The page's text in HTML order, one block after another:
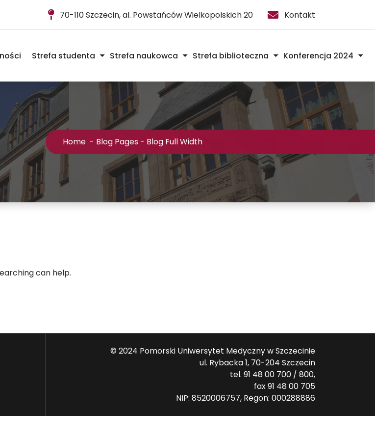
70-110 Szczecin, al. Powstańców Wielkopolskich 20 Kontakt
Strefa studenta Strefa naukowca Strefa biblioteczna Konferencja 2024
Home - Blog Pages - Blog Full Width
can help.
© 2024 Pomorski Uniwersytet Medyczny w Szczecinie
ul. Rybacka 1, 70-204 Szczecin
tel. 91 48 00 700 / 800,
fax 91 48 00 705
NIP: 8520006757, Regon: 000288886